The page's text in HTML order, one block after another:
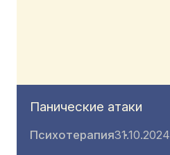
Панические атаки
Психотерапия31.10.2024